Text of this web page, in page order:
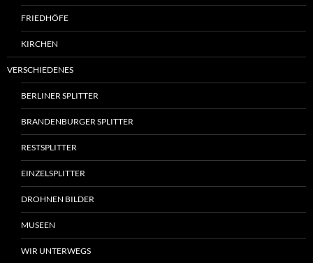
FRIEDHÖFE
KIRCHEN
VERSCHIEDENES
BERLINER SPLITTER
BRANDENBURGER SPLITTER
RESTSPLITTER
EINZELSPLITTER
DROHNEN BILDER
MUSEEN
WIR UNTERWEGS